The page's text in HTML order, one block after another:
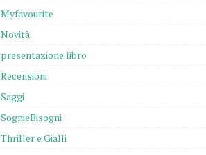
Myfavourite
Novità
presentazione libro
Recensioni
Saggi
SognieBisogni
Thriller e Gialli